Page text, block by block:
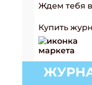
Ждем тебя
Купить